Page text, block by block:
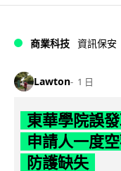
商業科技 資訊保安
Lawton 1 日
東華學院誤
申請人一度
防護缺失